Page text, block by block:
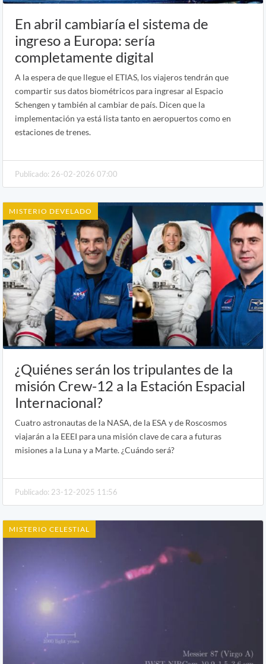
En abril cambiaría el sistema de
ingreso a Europa: sería
completamente digital
A la espera de que llegue el ETIAS, los viajeros tendrán que
compartir sus datos biométricos para ingresar al Espacio
Schengen y también al cambiar de país. Dicen que la
implementación ya está lista tanto en aeropuertos como en
estaciones de trenes.
Publicado: 26-02-2026 07:00
MISTERIO DEVELADO
¿Quiénes serán los tripulantes de la
misión Crew-12 a la Estación Espacial
Internacional?
Cuatro astronautas de la NASA, de la ESA y de Roscosmos
viajarán a la EEEI para una misión clave de cara a futuras
misiones a la Luna y a Marte. ¿Cuándo será?
Publicado: 23-12-2025 11:56
MISTERIO CELESTIAL